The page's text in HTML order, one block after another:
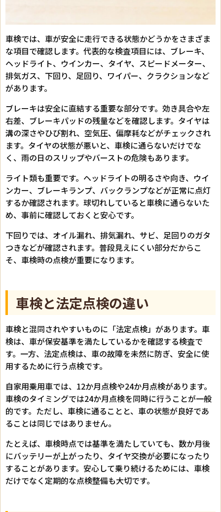
車検では、車が安全に走行できる状態かどうかをさまざま
な項目で確認します。代表的な検査項目には、ブレーキ、
ヘッドライト、ウインカー、タイヤ、スピードメーター、
排気ガス、下回り、足回り、ワイパー、クラクションなど
があります。
ブレーキは安全に直結する重要な部分です。効き具合や左
右差、ブレーキパッドの残量などを確認します。タイヤは
溝の深さやひび割れ、空気圧、偏摩耗などがチェックされ
ます。タイヤの状態が悪いと、車検に通らないだけでな
く、雨の日のスリップやバーストの危険もあります。
ライト類も重要です。ヘッドライトの明るさや向き、ウイ
ンカー、ブレーキランプ、バックランプなどが正常に点灯
するか確認されます。球切れしていると車検に通らないた
め、事前に確認しておくと安心です。
下回りでは、オイル漏れ、排気漏れ、サビ、足回りのガタ
つきなどが確認されます。普段見えにくい部分だからこ
そ、車検時の点検が重要になります。
車検と法定点検の違い
車検と混同されやすいものに「法定点検」があります。車
検は、車が保安基準を満たしているかを確認する検査で
す。一方、法定点検は、車の故障を未然に防ぎ、安全に使
用するために行う点検です。
自家用乗用車では、12か月点検や24か月点検があります。
車検のタイミングでは24か月点検を同時に行うことが一般
的です。ただし、車検に通ることと、車の状態が良好であ
ることは同じではありません。
たとえば、車検時点では基準を満たしていても、数か月後
にバッテリーが上がったり、タイヤ交換が必要になったり
することがあります。安心して乗り続けるためには、車検
だけでなく定期的な点検整備も大切です。